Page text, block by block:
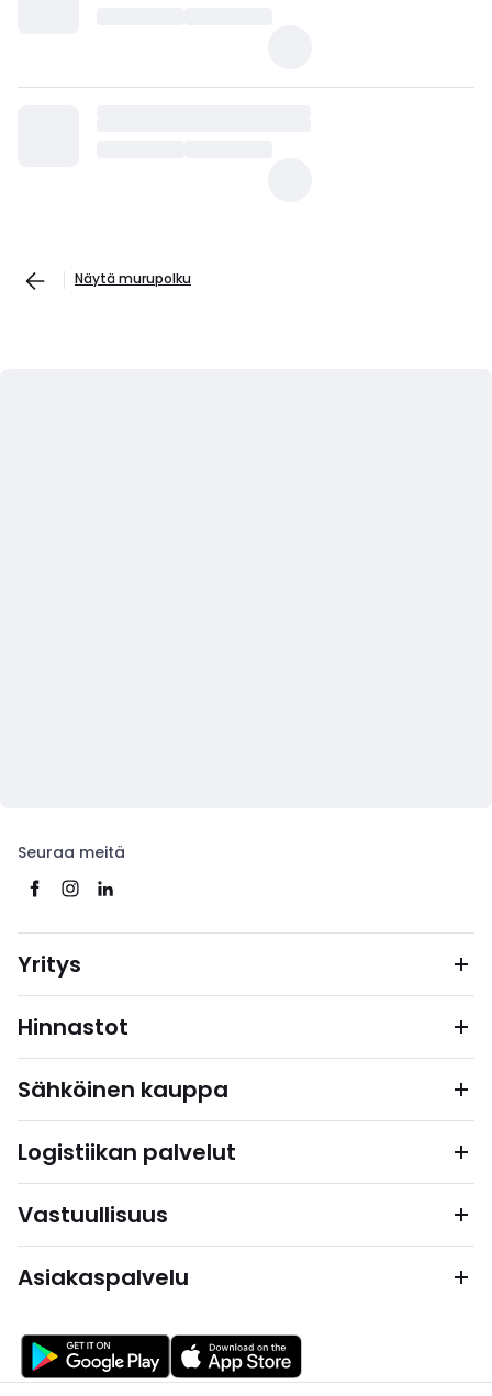
Näytä murupolku
Seuraa meitä
Yritys
Hinnastot
Sähköinen kauppa
Logistiikan palvelut
Vastuullisuus
Asiakaspalvelu